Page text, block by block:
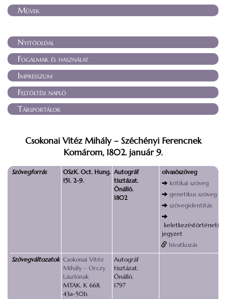
Művek
Nyitóoldal
Fogalmak és használat
Impresszum
Feltöltési napló
Társportálok
Csokonai Vitéz Mihály – Széchényi Ferencnek
Komárom, 1802. január 9.
Szövegforrás
OSzK. Oct. Hung.
151. 2–9.
Autográf
tisztázat.
Önálló.
1802
olvasószöveg
kritikai szöveg
genetikus szöveg
szövegidentitás
keletkezéstörténeti
jegyzet
hivatkozás
Szövegváltozatok Csokonai Vitéz
Mihály – Orczy
Lászlónak
MTAK. K 668.
43a–50b.
Autográf
tisztázat.
Önálló.
1797